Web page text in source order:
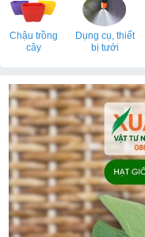
Chậu trồng
cây
Dụng cụ, thiết
bị tưới